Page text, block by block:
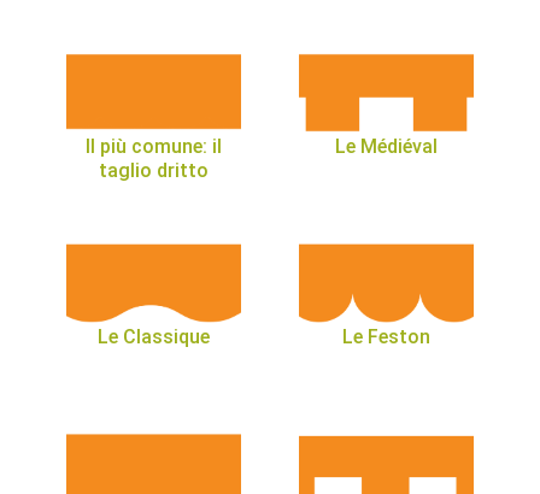
Il più comune: il
taglio dritto
Le Médiéval
Le Classique Le Feston